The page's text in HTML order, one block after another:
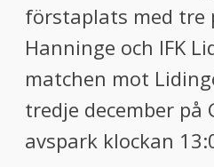
förstaplats med tre
Hanninge och IFK
matchen mot
tredje december på
avspark klockan